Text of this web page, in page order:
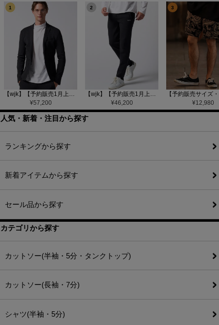
1
【wjk】【予約販売1月上旬～中旬入荷】function knit jacket(jacquard check) ニットジャケット(207 mw08j)
¥57,200
2
【wjk】【予約販売1月上旬～中旬入荷】function knit easy slacks(jacquard check) ニットイージーパンツ(504 mw08j)
¥46,200
3
¥12,980
人気・新着・注目から探す
ランキングから探す
新着アイテムから探す
セール品から探す
カテゴリから探す
カットソー(半袖・5分・タンクトップ)
カットソー(長袖・7分)
シャツ(半袖・5分)